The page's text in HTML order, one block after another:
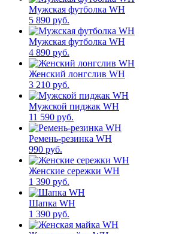
Мужская футболка WH
5 890 руб.
Мужская футболка WH
4 890 руб.
Женский лонгслив WH
3 210 руб.
Мужской пиджак WH
11 590 руб.
Ремень-резинка WH
990 руб.
Женские сережки WH
1 390 руб.
Шапка WH
1 390 руб.